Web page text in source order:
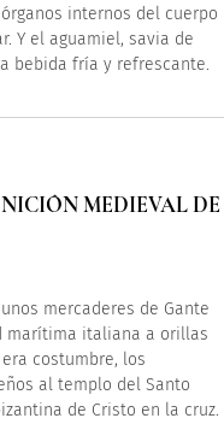
internos del cuerpo
Y el aguamiel, savia de
bebida fría y refrescante.
MEDIEVAL DE
mercaderes de Gante
marítima italiana a orillas
costumbre, los
al templo del Santo
de Cristo en la cruz.